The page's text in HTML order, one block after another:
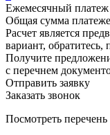
Ежемесячный платеж
Общая сумма
Расчет является
вариант,
Получите
с перечнем
Отправить заявку
Заказать звонок
Посмотреть